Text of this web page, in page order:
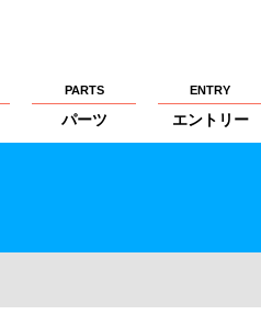
PARTS
パーツ
ENTRY
エントリー